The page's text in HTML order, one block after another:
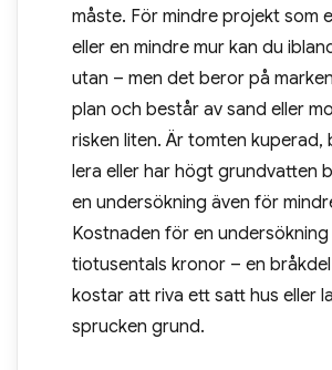
måste. För mindre projekt som
eller en mindre mur kan du
utan – men det beror på
plan och består av sand eller
risken liten. Är tomten kuperad,
lera eller har högt grundvatten
en undersökning även för
Kostnaden för en
tiotusentals kronor – en
kostar att riva ett satt hus eller
sprucken grund.